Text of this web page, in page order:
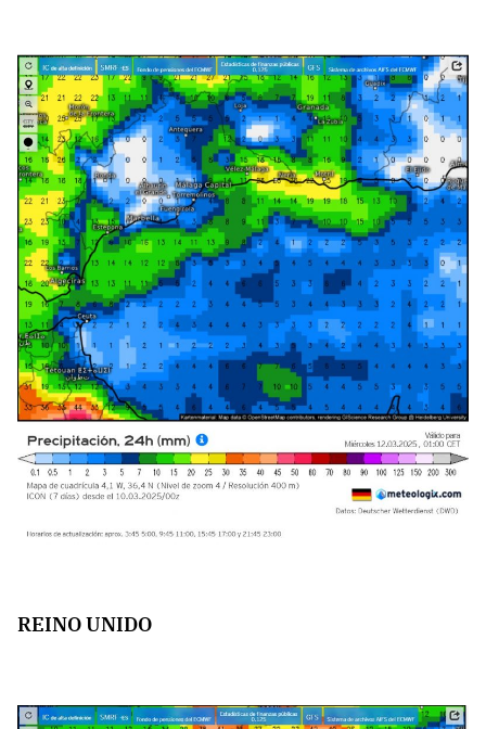
REINO UNIDO